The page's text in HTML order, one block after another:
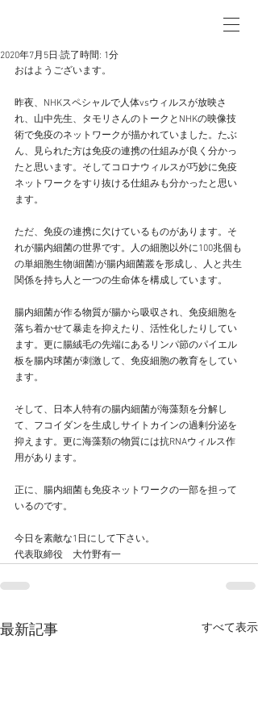
2020年7月5日 読了時間: 1分
おはようございます。
昨夜、NHKスペシャルで人体vsウィルスが放映さ
れ、山中先生、タモリさんのトークとNHKの映像技
術で免疫のネットワークが描かれていました。たぶ
ん、見られた方は免疫の連携の仕組みが良く分かっ
たと思います。そしてコロナウィルスが巧妙に免疫
ネットワークをすり抜ける仕組みも分かったと思い
ます。
ただ、免疫の連携に欠けているものがあります。そ
れが腸内細菌の世界です。人の細胞以外に100兆個も
の単細胞生物(細菌)が腸内細菌叢を形成し、人と共生
関係を持ち人と一つの生命体を構成しています。
腸内細菌が作る物質が腸から吸収され、免疫細胞を
落ち着かせて暴走を抑えたり、活性化したりしてい
ます。更に腸絨毛の先端にあるリンパ節のパイエル
板を腸内球菌が刺激して、免疫細胞の教育をしてい
ます。
そして、日本人特有の腸内細菌が海藻類を分解し
て、フコイダンを生成しサイトカインの過剰分泌を
抑えます。更に海藻類の物質には抗RNAウィルス作
用があります。
正に、腸内細菌も免疫ネットワークの一部を担って
いるのです。
今日を素敵な1日にして下さい。
代表取締役　大竹野有一
最新記事 すべて表示